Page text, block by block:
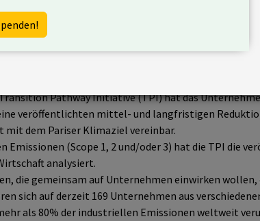
weltweit.
Pathway Initiative (TPI) hat das
veröffentlichten mittel- und langfristigen
mit dem Pariser Klimaziel vereinbar.
(Scope 1, 2 und/oder 3) hat die TPI die
analysiert.
die gemeinsam auf Unternehmen einwirken wollen,
sich auf derzeit 169 Unternehmen aus
als 80% der industriellen Emissionen weltweit